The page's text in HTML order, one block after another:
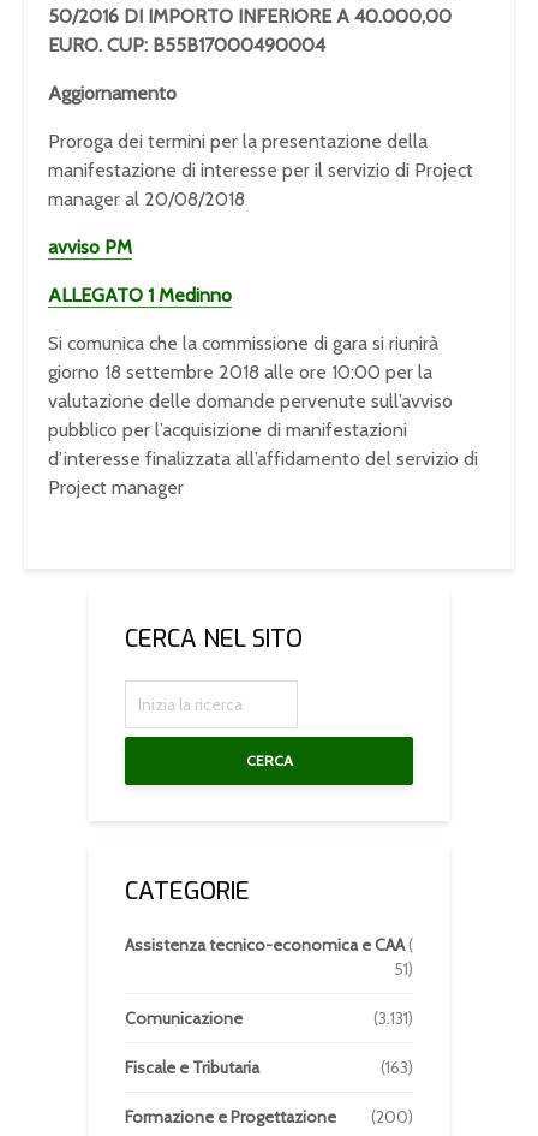
50/2016 DI IMPORTO INFERIORE A 40.000,00
EURO. CUP: B55B17000490004
Aggiornamento
Proroga dei termini per la presentazione della
manifestazione di interesse per il servizio di Project
manager al 20/08/2018
avviso PM
ALLEGATO 1 Medinno
Si comunica che la commissione di gara si riunirà
giorno 18 settembre 2018 alle ore 10:00 per la
valutazione delle domande pervenute sull’avviso
pubblico per l’acquisizione di manifestazioni
d’interesse finalizzata all’affidamento del servizio di
Project manager
CERCA NEL SITO
CERCA
CATEGORIE
Assistenza tecnico-economica e CAA(
51)
Comunicazione (3.131)
Fiscale e Tributaria (163)
Formazione e Progettazione (200)